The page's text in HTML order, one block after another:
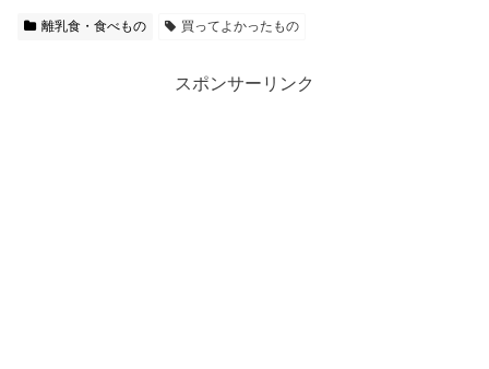
離乳食・食べもの 買ってよかったもの
スポンサーリンク